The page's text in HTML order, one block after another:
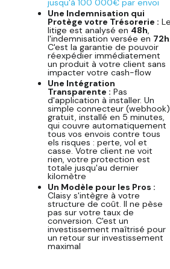
jusqu'à 100 000€ par envoi
Une Indemnisation qui
Protège votre Trésorerie : Le
litige est analysé en 48h,
l'indemnisation versée en 72h
C'est la garantie de pouvoir
réexpédier immédiatement
un produit à votre client sans
impacter votre cash-flow
Une Intégration
Transparente : Pas
d'application à installer. Un
simple connecteur (webhook)
gratuit, installé en 5 minutes,
qui couvre automatiquement
tous vos envois contre tous
els risques : perte, vol et
casse. Votre client ne voit
rien, votre protection est
totale jusqu'au dernier
kilomètre
Un Modèle pour les Pros :
Claisy s'intègre à votre
structure de coût. Il ne pèse
pas sur votre taux de
conversion. C'est un
investissement maîtrisé pour
un retour sur investissement
maximal